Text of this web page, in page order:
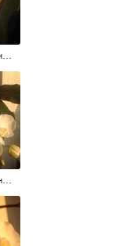
#цветы #11июня2017 #5утра #белыеночи
#цветы #11июня2017